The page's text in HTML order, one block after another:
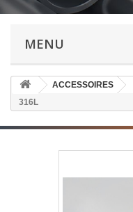
MENU
ACCESSOIRES
316L